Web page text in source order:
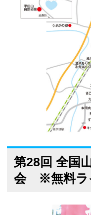
第28回 全国
会 ※無料ラ